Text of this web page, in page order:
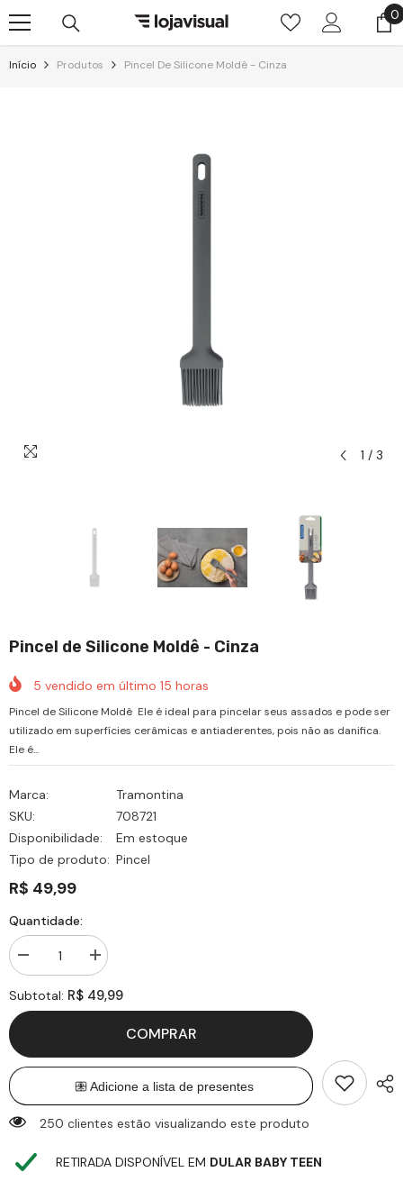
00
Início Produtos Pincel De Silicone Moldê - Cinza
1 / 3
Pincel de Silicone Moldê - Cinza
5 vendido em último 15 horas
Pincel de Silicone Moldê Ele é ideal para pincelar seus assados e pode ser
utilizado em superfícies cerâmicas e antiaderentes, pois não as danifica.
Ele é...
Marca:
Tramontina
SKU:
708721
Disponibilidade:
Em estoque
Tipo de produto: Pincel
R$ 49,99
Quantidade:
Diminuir
quantidade
para
Pincel
de
-
Cinza
Aumentar
quantidade
para
Pincel
Silicone
-
Cinza
Subtotal: R$ 49,99
COMPRAR
250 clientes estão visualizando este produto
RETIRADA DISPONÍVEL EM DULAR BABY TEEN